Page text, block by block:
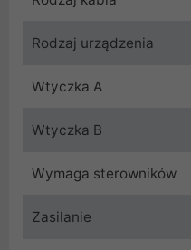
Rodzaj urządzenia
Wtyczka A
Wtyczka B
Wymaga sterowników
Zasilanie